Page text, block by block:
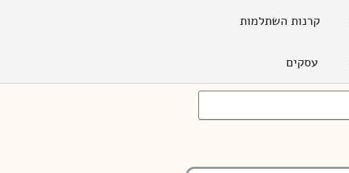
קרנות השתלמות
עסקים